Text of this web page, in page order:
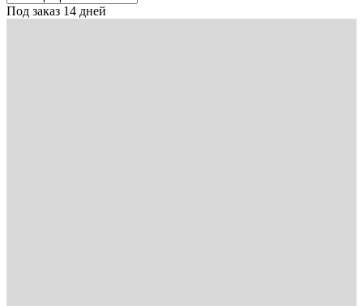
Под заказ 14 дней